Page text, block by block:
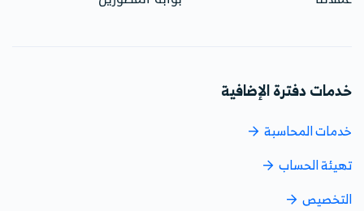
خدمات دفترة الإضافية
خدمات المحاسبة
تهيئة الحساب
التخصيص